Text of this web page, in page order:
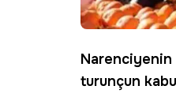
turunçun